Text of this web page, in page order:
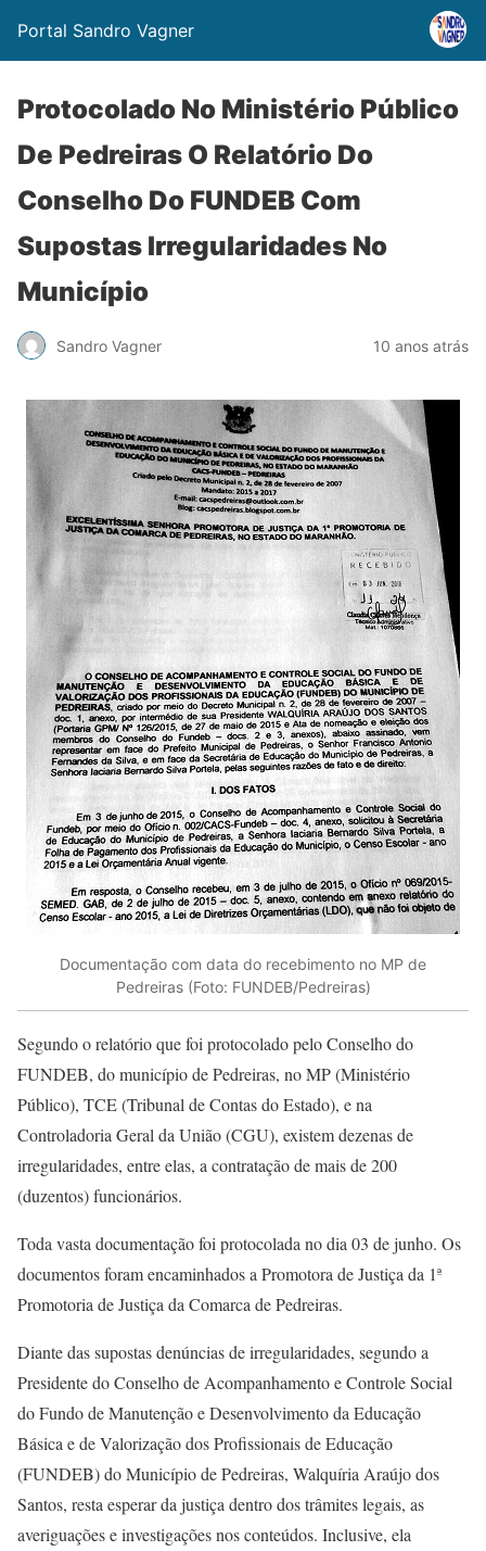
Portal Sandro Vagner
Protocolado No Ministério Público
De Pedreiras O Relatório Do
Conselho Do FUNDEB Com
Supostas Irregularidades No
Município
Sandro Vagner 10 anos atrás
Documentação com data do recebimento no MP de
Pedreiras (Foto: FUNDEB/Pedreiras)
Segundo o relatório que foi protocolado pelo Conselho do
FUNDEB, do município de Pedreiras, no MP (Ministério
Público), TCE (Tribunal de Contas do Estado), e na
Controladoria Geral da União (CGU), existem dezenas de
irregularidades, entre elas, a contratação de mais de 200
(duzentos) funcionários.
Toda vasta documentação foi protocolada no dia 03 de junho. Os
documentos foram encaminhados a Promotora de Justiça da 1ª
Promotoria de Justiça da Comarca de Pedreiras.
Diante das supostas denúncias de irregularidades, segundo a
Presidente do Conselho de Acompanhamento e Controle Social
do Fundo de Manutenção e Desenvolvimento da Educação
Básica e de Valorização dos Profissionais de Educação
(FUNDEB) do Município de Pedreiras, Walquíria Araújo dos
Santos, resta esperar da justiça dentro dos trâmites legais, as
averiguações e investigações nos conteúdos. Inclusive, ela